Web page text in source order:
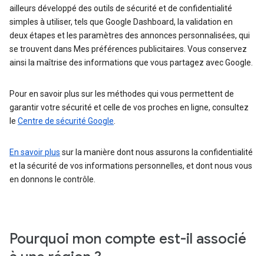
ailleurs développé des outils de sécurité et de confidentialité
simples à utiliser, tels que Google Dashboard, la validation en
deux étapes et les paramètres des annonces personnalisées, qui
se trouvent dans Mes préférences publicitaires. Vous conservez
ainsi la maîtrise des informations que vous partagez avec Google.
Pour en savoir plus sur les méthodes qui vous permettent de
garantir votre sécurité et celle de vos proches en ligne, consultez
le Centre de sécurité Google
En savoir plus sur la manière dont nous assurons la confidentialité
et la sécurité de vos informations personnelles, et dont nous vous
en donnons le contrôle.
Pourquoi mon compte est-il associé